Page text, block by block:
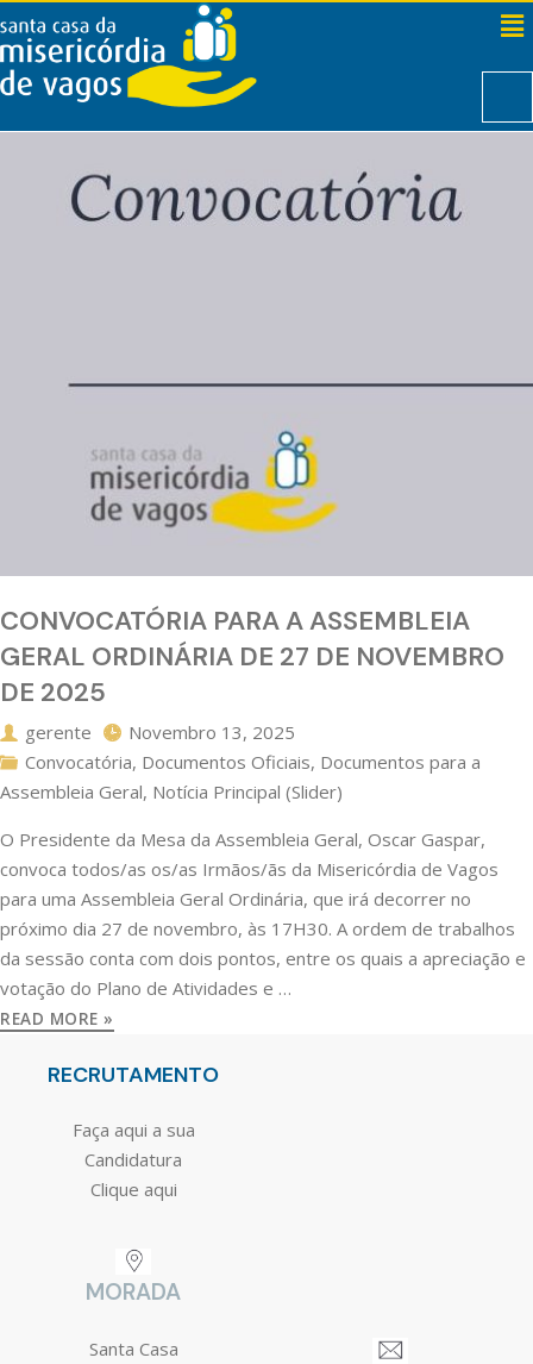
CONVOCATÓRIA PARA A ASSEMBLEIA
GERAL ORDINÁRIA DE 27 DE NOVEMBRO
DE 2025
gerente
Novembro 13, 2025
Convocatória, Documentos Oficiais, Documentos para a
Assembleia Geral, Notícia Principal (Slider)
O Presidente da Mesa da Assembleia Geral, Oscar Gaspar,
convoca todos/as os/as Irmãos/ãs da Misericórdia de Vagos
para uma Assembleia Geral Ordinária, que irá decorrer no
próximo dia 27 de novembro, às 17H30. A ordem de trabalhos
da sessão conta com dois pontos, entre os quais a apreciação e
votação do Plano de Atividades e …
READ MORE »
RECRUTAMENTO
Faça aqui a sua
Candidatura
Clique aqui
MORADA
Santa Casa